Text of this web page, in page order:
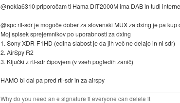
@nokia6310 priporočam ti Hama DIT2000M ima DAB in tudi
@spc rtl-sdr je mogoče dober za slovenski MUX za dxing je pa
Moj spisek sprejemnikov po uporabnosti za dxing
1. Sony XDR-F1HD (edina slabost je da jih več ne delajo in ni sdr)
2. AirSpy R2
3. Ključki z rtl-sdr čipovjem (v vseh pogledih zanič)
HAMO bi dal pa pred rtl-sdr in za airspy
Why do you need an e signature if everyone can delete it